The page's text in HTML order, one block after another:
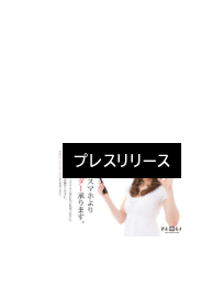
プレスリリース